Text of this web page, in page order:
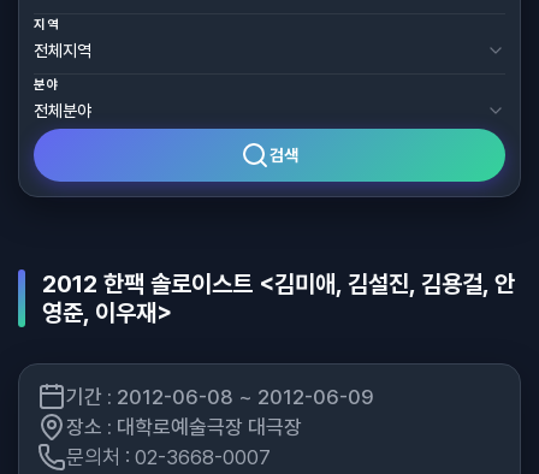
지역
분야
검색
2012 한팩 솔로이스트 <김미애, 김설진, 김용걸, 안
영준, 이우재>
기간 : 2012-06-08 ~ 2012-06-09
장소 : 대학로예술극장 대극장
문의처 : 02-3668-0007